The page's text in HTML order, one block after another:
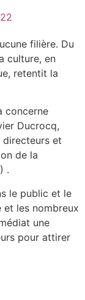
filière. Du
culture, en
retentit la
concerne
Ducrocq,
directeurs et
de la
.
le public et le
et les nombreux
une
pour attirer